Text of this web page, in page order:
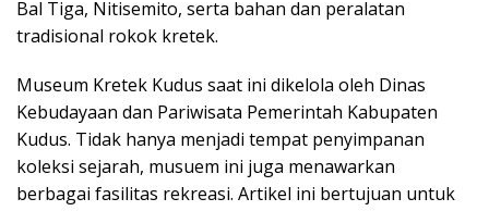
Bal Tiga, Nitisemito, serta bahan dan peralatan
tradisional rokok kretek.
Museum Kretek Kudus saat ini dikelola oleh Dinas
Kebudayaan dan Pariwisata Pemerintah Kabupaten
Kudus. Tidak hanya menjadi tempat penyimpanan
koleksi sejarah, musuem ini juga menawarkan
berbagai fasilitas rekreasi. Artikel ini bertujuan untuk